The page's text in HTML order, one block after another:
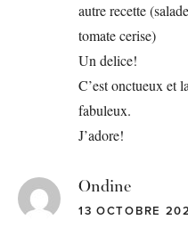
autre recette
tomate cerise)
Un delice!
C’est onctueux et
fabuleux.
J’adore!
Ondine
13 OCTOBRE